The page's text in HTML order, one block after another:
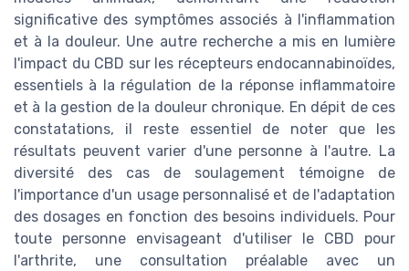
significative des symptômes associés à l'inflammation
et à la douleur. Une autre recherche a mis en lumière
l'impact du CBD sur les récepteurs endocannabinoïdes,
essentiels à la régulation de la réponse inflammatoire
et à la gestion de la douleur chronique. En dépit de ces
constatations, il reste essentiel de noter que les
résultats peuvent varier d'une personne à l'autre. La
diversité des cas de soulagement témoigne de
l'importance d'un usage personnalisé et de l'adaptation
des dosages en fonction des besoins individuels. Pour
toute personne envisageant d'utiliser le CBD pour
l'arthrite, une consultation préalable avec un